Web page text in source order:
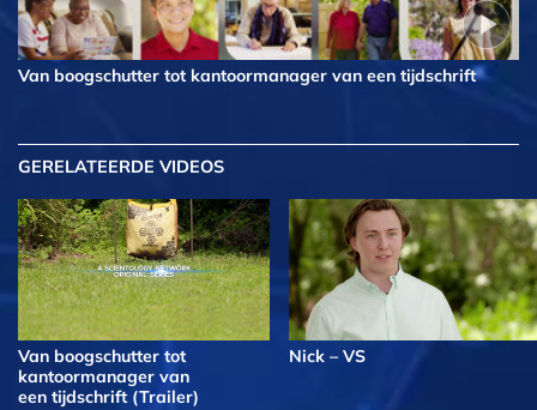
Van boogschutter tot kantoormanager van een tijdschrift
GERELATEERDE VIDEOS
Van boogschutter tot
kantoormanager van
een tijdschrift (Trailer)
Nick – VS